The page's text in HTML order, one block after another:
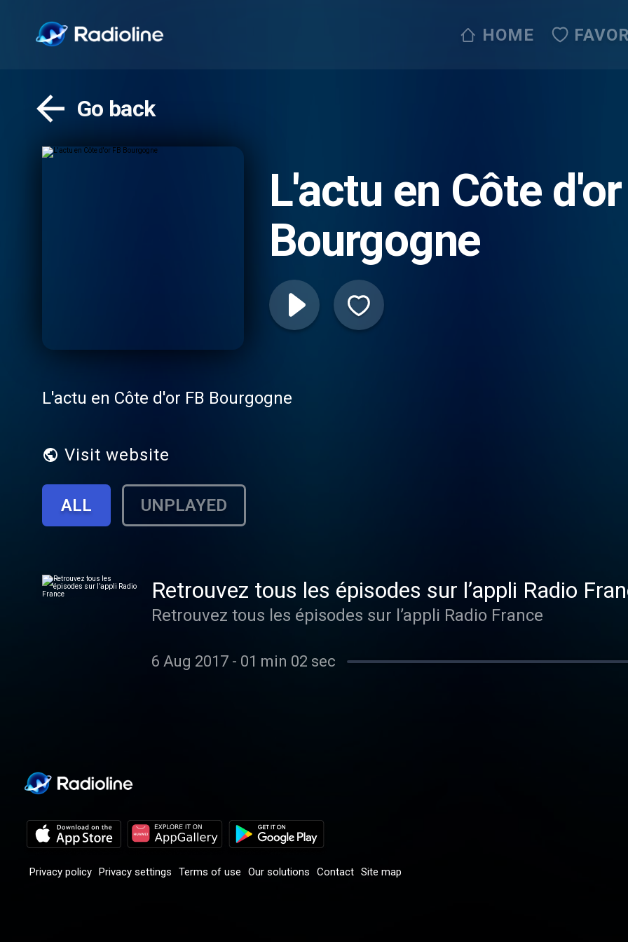
HOME
Go back
L'actu en Côte
Bourgogne
L'actu en Côte d'or FB Bourgogne
Visit website
ALL UNPLAYED
Retrouvez tous les épisodes sur l’appli Radio
Retrouvez tous les épisodes sur l’appli Radio France
6 Aug 2017 - 01 min 02 sec
Privacy policy Privacy settings Terms of use Our solutions Contact Site map